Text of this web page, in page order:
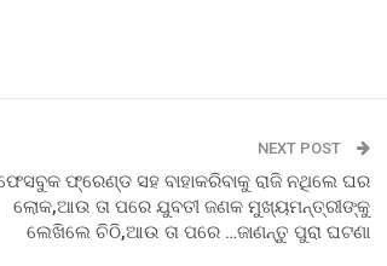
NEXT POST
ଫ୍ରେଣ୍ଡ ସହ ବାହାକରିବାକୁ ରାଜି ନଥିଲେ ଘର
ଲୋକ,ଆଉ ତା ପରେ ଯୁବତୀ ଜଣକ ମୁଖ୍ୟମନ୍ତ୍ରୀଙ୍କୁ
ଲେଖିଲେ ଚିଠି,ଆଉ ତା ପରେ …ଜାଣନ୍ତୁ ପୁରା ଘଟଣା